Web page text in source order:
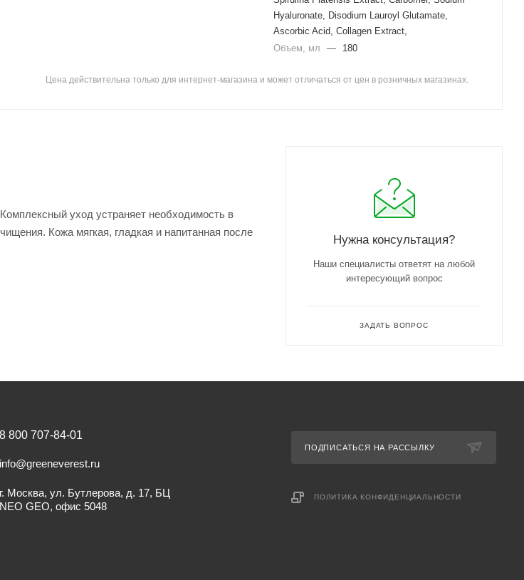
Hyaluronate, Disodium Lauroyl Glutamate,
Ascorbic Acid, Collagen Extract,
Объем, мл
— 180
Цена действительна только для интернет-магазина и может отличаться от цен в розничных магазинах.
уход устраняет необходимость в
Кожа мягкая, гладкая и напитанная после
Нужна консультация?
Наши специалисты ответят на любой
интересующий вопрос
ЗАДАТЬ ВОПРОС
8 800 707-84-01
info@greeneverest.ru
г. Москва, ул. Бутлерова, д. 17, БЦ
NEO GEO, офис 5048
ПОДПИСАТЬСЯ НА РАССЫЛКУ
ПОЛИТИКА КОНФИДЕНЦИАЛЬНОСТИ